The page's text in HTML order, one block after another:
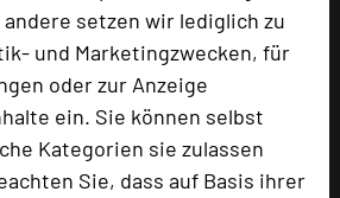
setzen wir lediglich zu
und Marketingzwecken, für
oder zur Anzeige
ein. Sie können selbst
Kategorien sie zulassen
Sie, dass auf Basis ihrer